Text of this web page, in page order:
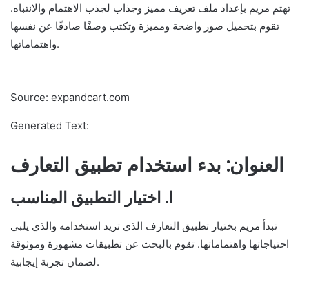
تهتم مريم بإعداد ملف تعريف مميز وجذاب لجذب الاهتمام والانتباه.
تقوم بتحميل صور واضحة ومميزة وتكتب وصفًا صادقًا عن نفسها
واهتماماتها.
Source: expandcart.com
Generated Text:
العنوان: بدء استخدام تطبيق التعارف
ا. اختيار التطبيق المناسب
تبدأ مريم بختيار تطبيق التعارف الذي تريد استخدامه والذي يلبي
احتياجاتها واهتماماتها. تقوم بالبحث عن تطبيقات مشهورة وموثوقة
لضمان تجربة إيجابية.